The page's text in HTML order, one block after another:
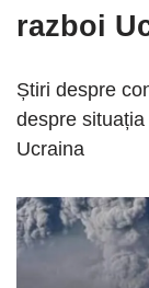
razboi
Știri despre
despre
Ucraina